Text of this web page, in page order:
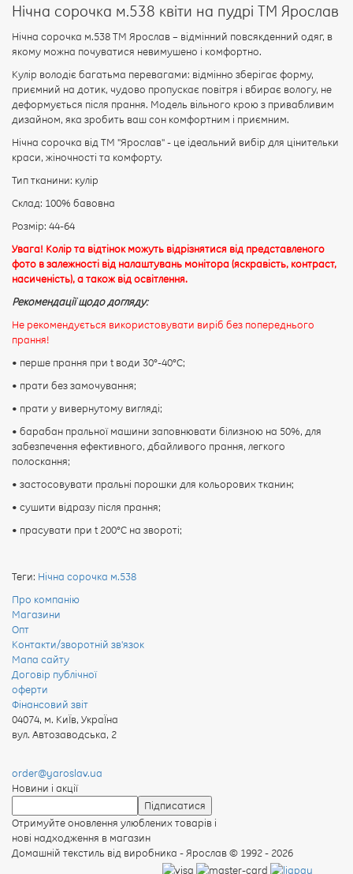
Нічна сорочка м.538 квіти на пудрі ТМ Ярослав
Нічна сорочка м.538 ТМ Ярослав – відмінний повсякденний одяг, в
якому можна почуватися невимушено і комфортно.
Кулір володіє багатьма перевагами: відмінно зберігає форму,
приємний на дотик, чудово пропускає повітря і вбирає вологу, не
деформується після прання. Модель вільного крою з привабливим
дизайном, яка зробить ваш сон комфортним і приємним.
Нічна сорочка від ТМ "Ярослав" - це ідеальний вибір для цінительки
краси, жіночності та комфорту.
Тип тканини: кулір
Склад: 100% бавовна
Розмір: 44-64
Увага! Колір та відтінок можуть відрізнятися від представленого
фото в залежності від налаштувань монітора (яскравість, контраст,
насиченість), а також від освітлення.
Рекомендації щодо догляду:
Не рекомендується використовувати виріб без попереднього
прання!
• перше прання при t води 30°-40°C;
• прати без замочування;
• прати у вивернутому вигляді;
• барабан пральної машини заповнювати білизною на 50%, для
забезпечення ефективного, дбайливого прання, легкого
полоскання;
• застосовувати пральні порошки для кольорових тканин;
• сушити відразу після прання;
• прасувати при t 200°С на звороті;
Рейтинг:
ПРОДОВЖИТИ
Теги: Нічна сорочка м.538
Про компанію
Магазини
Опт
Контакти/зворотній зв'язок
Мапа сайту
Договір публічної
оферти
Фінансовий звіт
04074, м. КиЇв, УкраЇна
вул. Автозаводська, 2
order@yaroslav.ua
Новини і акції
Отримуйте оновлення улюблених товарів і
нові надходження в магазин
Домашній текстиль від виробника - Ярослав© 1992 - 2026